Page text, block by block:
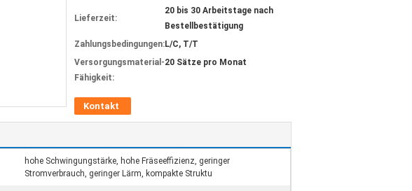
Lieferzeit:
20 bis 30 Arbeitstage nach
Bestellbestätigung
Zahlungsbedingungen:L/C, T/T
Versorgungsmaterial-
Fähigkeit:
20 Sätze pro Monat
Kontakt
hohe Schwingungstärke, hohe Fräseeffizienz, geringer
Stromverbrauch, geringer Lärm, kompakte Struktu